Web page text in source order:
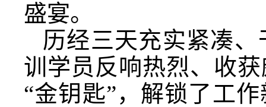
盛宴。
历经三天充实紧凑
训学员反响热烈、收
“金钥匙”，解锁了工